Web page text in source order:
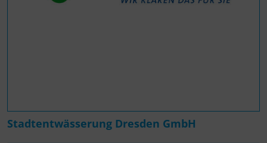
Stadtentwässerung Dresden GmbH